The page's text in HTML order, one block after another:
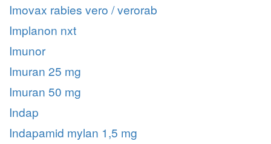
Imovax rabies vero / verorab
Implanon nxt
Imunor
Imuran 25 mg
Imuran 50 mg
Indap
Indapamid mylan 1,5 mg